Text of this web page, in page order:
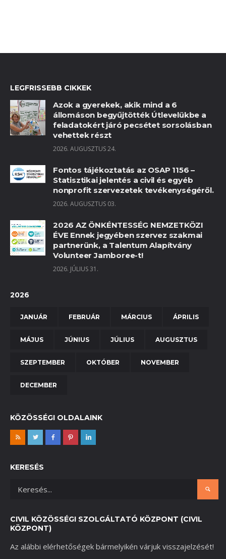
LEGFRISSEBB CIKKEK
Azok a gyerekek, akik mind a 6
állomáson begyűjtötték Útlevelükbe a
feladatokért járó pecsétet sorsolásban
vehettek részt
2026. AUGUSZTUS 24.
Fontos tájékoztatás az OSAP 1156 –
Statisztikai jelentés a civil és egyéb
nonprofit szervezetek tevékenységéről.
2026. AUGUSZTUS 03.
2026 AZ ÖNKÉNTESSÉG NEMZETKÖZI
ÉVE Ennek jegyében szervez szakmai
partnerünk, a Talentum Alapítvány
Volunteer Jamboree-t!
2026. JÚLIUS 31.
2026
JANUÁR FEBRUÁR MÁRCIUS ÁPRILIS
MÁJUS JÚNIUS JÚLIUS AUGUSZTUS
SZEPTEMBER OKTÓBER NOVEMBER
DECEMBER
KÖZÖSSÉGI OLDALAINK
KERESÉS
CIVIL KÖZÖSSÉGI SZOLGÁLTATÓ KÖZPONT (CIVIL
KÖZPONT)
Az alábbi elérhetőségek bármelyikén várjuk visszajelzését!